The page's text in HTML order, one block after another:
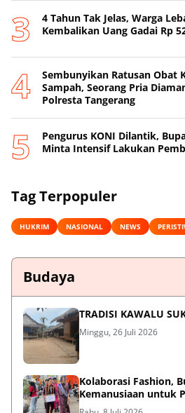
4 Tahun Tak Jelas, Warga
Kembalikan Uang Gadai Rp
Sembunyikan Ratusan Obat
Sampah, Seorang Pria
Polresta Tangerang
Pengurus KONI Dilantik,
Minta Intensif Lakukan
Tag Terpopuler
HUKRIM NASIONAL NEWS
Budaya
TRADISI KAWALU
Minggu, 26 Juli 2026
Kolaborasi Fashion,
Kemanusiaan untuk